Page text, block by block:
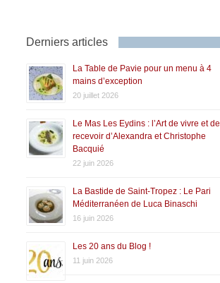
Derniers articles
La Table de Pavie pour un menu à 4
mains d’exception
20 juillet 2026
Le Mas Les Eydins : l’Art de vivre et de
recevoir d’Alexandra et Christophe
Bacquié
22 juin 2026
La Bastide de Saint-Tropez : Le Pari
Méditerranéen de Luca Binaschi
16 juin 2026
Les 20 ans du Blog !
11 juin 2026